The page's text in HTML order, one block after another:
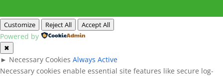
Customize Reject All Accept All
Powered by
✖
► Necessary Cookies Always Active
Necessary cookies enable essential site features like secure log-